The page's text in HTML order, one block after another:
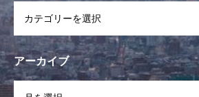
アーカイブ